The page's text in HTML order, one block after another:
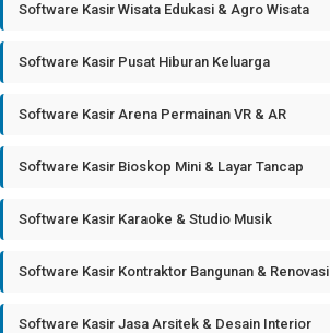
Software Kasir Wisata Edukasi & Agro Wisata
Software Kasir Pusat Hiburan Keluarga
Software Kasir Arena Permainan VR & AR
Software Kasir Bioskop Mini & Layar Tancap
Software Kasir Karaoke & Studio Musik
Software Kasir Kontraktor Bangunan & Renovasi
Software Kasir Jasa Arsitek & Desain Interior